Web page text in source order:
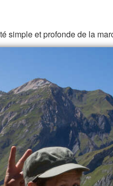
simple et profonde de la